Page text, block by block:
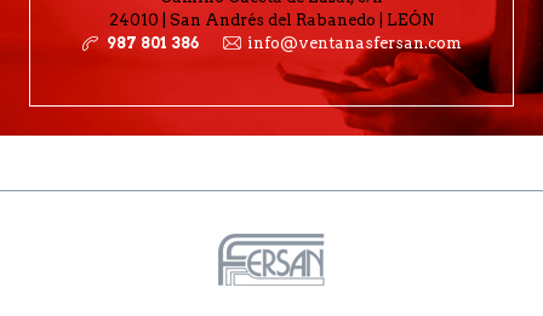
24010 | San Andrés del Rabanedo | LEÓN
987 801 386
info@ventanasfersan.com